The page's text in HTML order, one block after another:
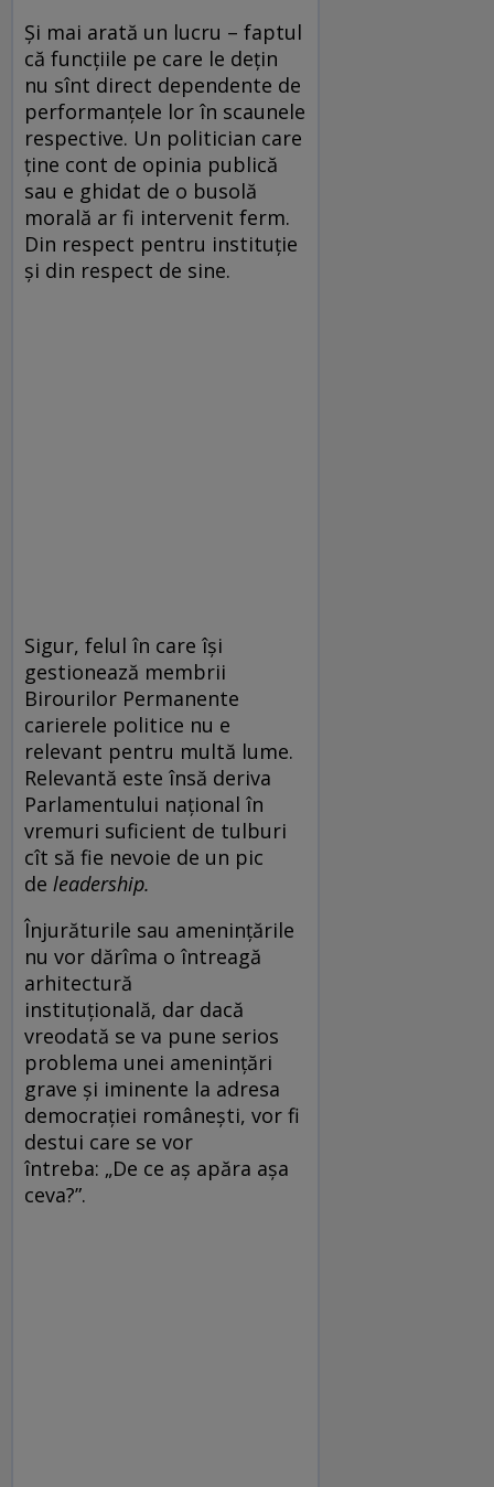
Și mai arată un lucru – faptul
că funcțiile pe care le dețin
nu sînt direct dependente de
performanțele lor în scaunele
respective. Un politician care
ține cont de opinia publică
sau e ghidat de o busolă
morală ar fi intervenit ferm.
Din respect pentru instituție
și din respect de sine.
Sigur, felul în care își
gestionează membrii
Birourilor Permanente
carierele politice nu e
relevant pentru multă lume.
Relevantă este însă deriva
Parlamentului național în
vremuri suficient de tulburi
cît să fie nevoie de un pic
de leadership.
Înjurăturile sau amenințările
nu vor dărîma o întreagă
arhitectură
instituțională, dar dacă
vreodată se va pune serios
problema unei amenințări
grave și iminente la adresa
democrației românești, vor fi
destui care se vor
întreba: „De ce aș apăra așa
ceva?”.